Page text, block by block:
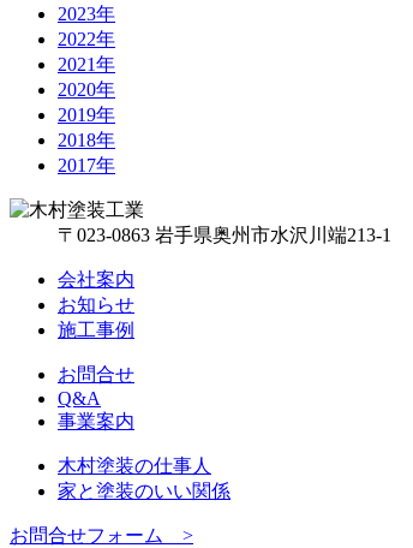
2023年
2022年
2021年
2020年
2019年
2018年
2017年
〒023-0863 岩手県奥州市水沢川端213-1
会社案内
お知らせ
施工事例
お問合せ
Q&A
事業案内
木村塗装の仕事人
家と塗装のいい関係
お問合せフォーム >